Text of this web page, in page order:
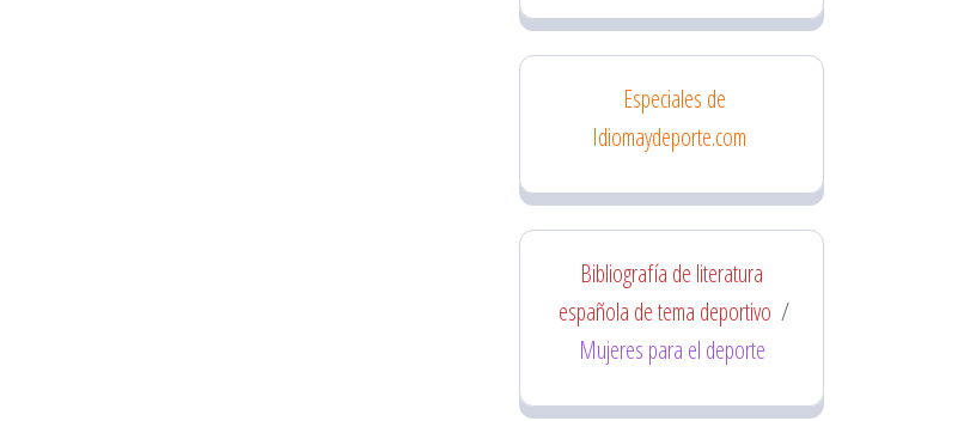
Especiales de
Idiomaydeporte.com
Bibliografía de literatura
española de tema deportivo /
Mujeres para el deporte